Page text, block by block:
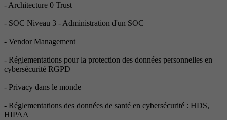
- Architecture 0 Trust
- SOC Niveau 3 - Administration d'un SOC
- Vendor Management
- Réglementations pour la protection des données personnelles en
cybersécurité RGPD
- Privacy dans le monde
- Réglementations des données de santé en cybersécurité : HDS,
HIPAA